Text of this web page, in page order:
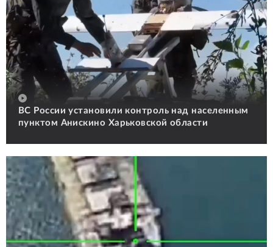
ВС России установили контроль над населенным
пунктом Анискино Харьковской области